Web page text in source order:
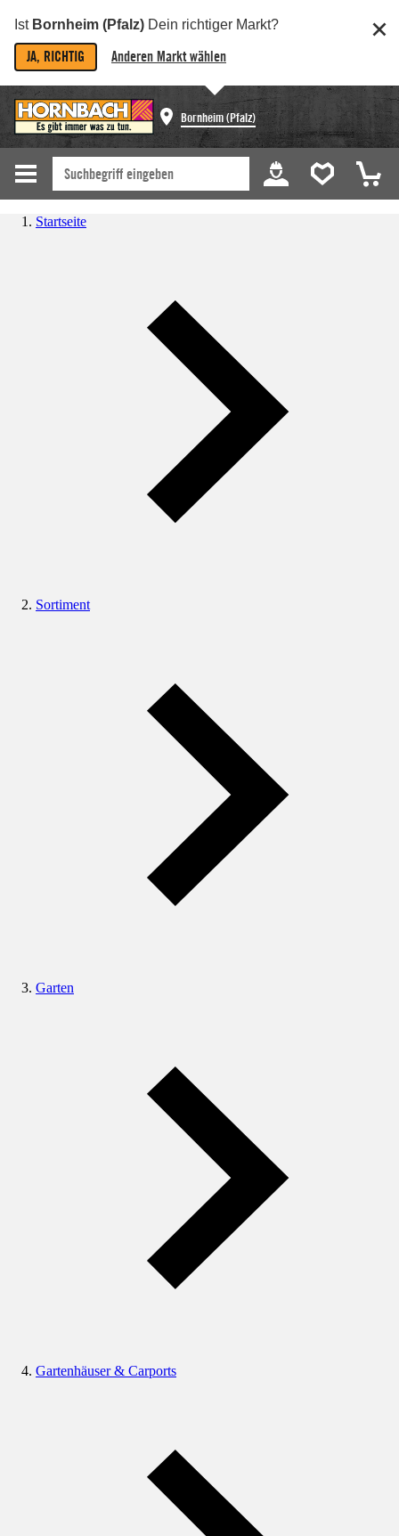
Ist Bornheim (Pfalz) Dein richtiger Markt?
JA, RICHTIG Anderen Markt wählen
Bornheim (Pfalz)
Startseite
Sortiment
Garten
Gartenhäuser & Carports